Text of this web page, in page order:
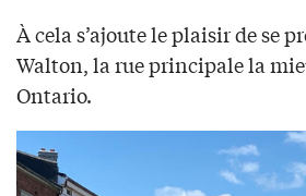
À cela s’ajoute le plaisir de se
Walton, la rue principale la
Ontario.